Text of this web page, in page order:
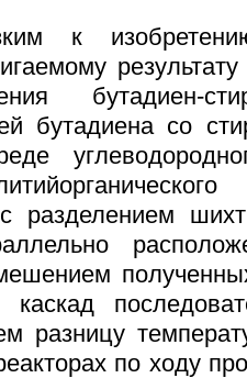
к
бутадиен-
бутадиена со
с разделением
разницу
по ходу